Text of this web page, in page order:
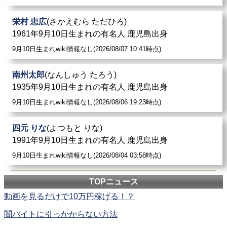
栄村 忠広(さかえむら ただひろ)
1961年9月10日生まれの有名人 鹿児島出身
9月10日生まれwiki情報なし(2026/08/07 10:41時点)
南州太郎(なんしゅう たろう)
1935年9月10日生まれの有名人 鹿児島出身
9月10日生まれwiki情報なし(2026/08/06 19:23時点)
四元 りな(よつもと りな)
1991年9月10日生まれの有名人 鹿児島出身
9月10日生まれwiki情報なし(2026/08/04 03:58時点)
TOPニュース
動画を見るだけで10万円稼げる！？
闇バイトに引っかからない方法